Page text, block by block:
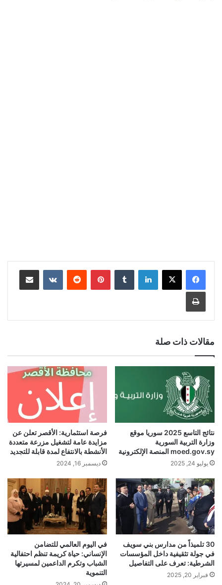
لينكدإن بينتيريست
مقالات ذات صلة
نتائج التاسع 2025 سوريا موقع
وزارة التربية السورية
moed.gov.sy المنصة الإلكترونية
يوليو 24, 2025
فرصة استثمارية: الأقصر تعلن عن
مزايدة عامة لتشغيل مزرعة متعددة
الأنشطة بالانتفاع لمدة قابلة للتجديد
ديسمبر 16, 2024
30 تلميذاً من مدارس بني سويف
في جولة تثقيفية داخل المؤسسات
الشرطية: تعرف على التفاصيل
فبراير 20, 2025
في اليوم العالمي للتضامن
الإنساني: حياة كريمة تنظم احتفالية
الشباب وتكرم الداعمين لمسيرتها
التنموية